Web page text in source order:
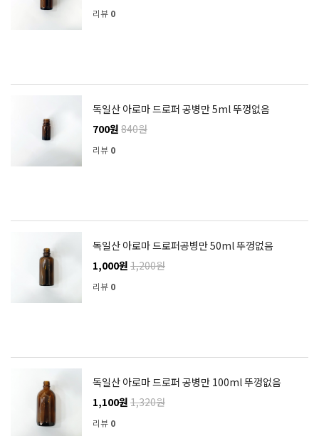
리뷰 0
독일산 아로마 드로퍼 공병만 5ml 뚜껑없음
700원 840원
리뷰 0
독일산 아로마 드로퍼공병만 50ml 뚜껑없음
1,000원 1,200원
리뷰 0
독일산 아로마 드로퍼 공병만 100ml 뚜껑없음
1,100원 1,320원
리뷰 0